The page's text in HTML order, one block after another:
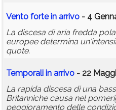
Vento forte in arrivo - 4
La discesa di aria fredda
europee determina
quote.
Temporali in arrivo - 22
La rapida discesa di una
Britanniche causa nel
peggioramento delle